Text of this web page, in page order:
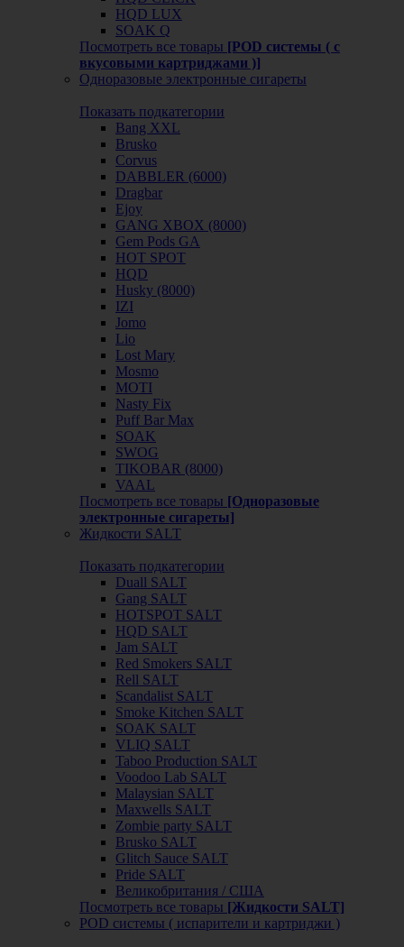
HQD LUX
SOAK Q
Посмотреть все товары [POD системы ( с
вкусовыми картриджами )]
Одноразовые электронные сигареты
Показать подкатегории
Bang XXL
Brusko
Corvus
DABBLER (6000)
Dragbar
Ejoy
GANG XBOX (8000)
Gem Pods GA
HOT SPOT
HQD
Husky (8000)
IZI
Jomo
Lio
Lost Mary
Mosmo
MOTI
Nasty Fix
Puff Bar Max
SOAK
SWOG
TIKOBAR (8000)
VAAL
Посмотреть все товары [Одноразовые
электронные сигареты]
Жидкости SALT
Показать подкатегории
Duall SALT
Gang SALT
HOTSPOT SALT
HQD SALT
Jam SALT
Red Smokers SALT
Rell SALT
Scandalist SALT
Smoke Kitchen SALT
SOAK SALT
VLIQ SALT
Taboo Production SALT
Voodoo Lab SALT
Malaysian SALT
Maxwells SALT
Zombie party SALT
Brusko SALT
Glitch Sauce SALT
Pride SALT
Великобритания / США
Посмотреть все товары [Жидкости SALT]
POD системы ( испарители и картриджи )